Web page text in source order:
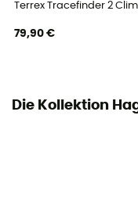
Mesh
Terrex Tracefinder 2
79,90 €
Die Kollektion